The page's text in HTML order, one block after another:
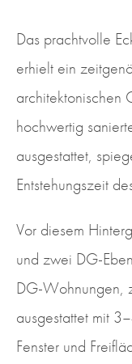
Das prachtvolle
erhielt ein
architektonischen
hochwertig
ausgestattet,
Entstehungszeit
Vor diesem
und zwei DG-
DG-Wohnungen,
ausgestattet mit
Fenster und